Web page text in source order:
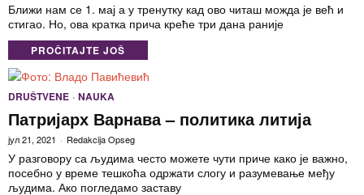
Ближи нам се 1. мај а у тренутку кад ово читаш можда је већ и
стигао. Но, ова кратка прича креће три дана раније
PROČITAJTE JOŠ
DRUŠTVENE · NAUKA
Патријарх Варнава – политика литија
јул 21, 2021 Redakcija Opseg
У разговору са људима често можете чути приче како је важно,
посебно у време тешкоћа одржати слогу и разумевање међу
људима. Ако погледамо заставу